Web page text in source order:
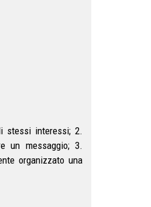
stessi interessi; 2.
un messaggio; 3.
organizzato una